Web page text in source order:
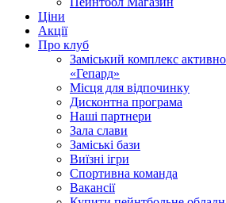
Ціни
Акції
Про клуб
Заміський комплекс
«Гепард»
Місця для відпочинку
Дисконтна програма
Наші партнери
Зала слави
Заміські бази
Виїзні ігри
Спортивна команда
Вакансії